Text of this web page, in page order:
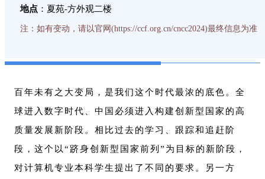
地点 ：夏苑-方外观二楼
注：如有变动，请以官网(https://ccf.org.cn/cncc2024)最终信息为准
百年未有之大变局，是我们这个时代最浓的底色。全
球进入数字时代、中国必须进入构建创新型国家的高
质量发展新阶段。相比过去的学习、跟踪和追赶阶
段，这个以“跻身创新型国家前列”为目标的新阶段，
对计算机专业本科学生提出了不同的要求。另一方